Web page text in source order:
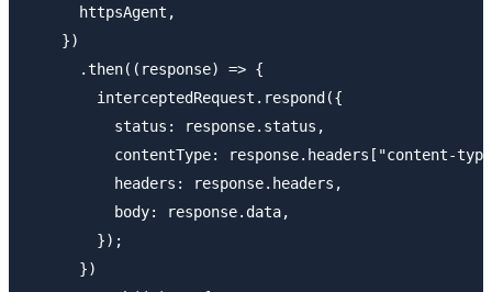
      httpsAgent,
    })
      .then((response) => {
        interceptedRequest.respond({
          status: response.status,
contentType: response.headers["content-
          headers: response.headers,
          body: response.data,
        });
      })